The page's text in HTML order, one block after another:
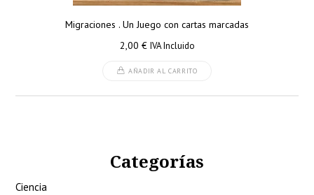
Migraciones . Un Juego con cartas marcadas
2,00 € IVA Incluido
AÑADIR AL CARRITO
Categorías
Ciencia